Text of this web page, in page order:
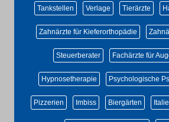
Tankstellen Verlage Tierärzte
Zahnärzte für Kieferorthopädie
Steuerberater Fachärzte für
Hypnosetherapie Psychologische
Pizzerien Imbiss Biergärten